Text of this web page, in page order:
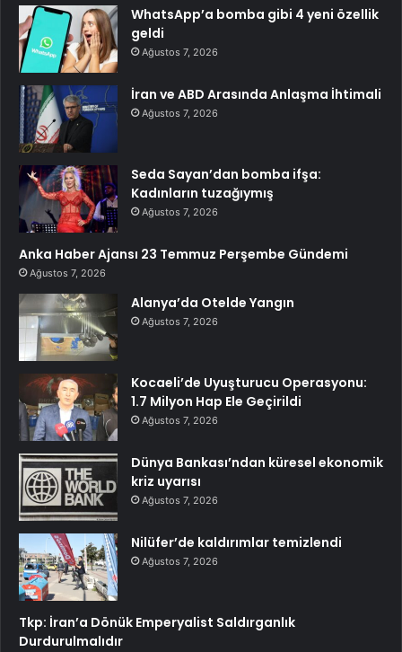
WhatsApp’a bomba gibi 4 yeni özellik
geldi
Ağustos 7, 2026
İran ve ABD Arasında Anlaşma İhtimali
Ağustos 7, 2026
Seda Sayan’dan bomba ifşa:
Kadınların tuzağıymış
Ağustos 7, 2026
Anka Haber Ajansı 23 Temmuz Perşembe Gündemi
Ağustos 7, 2026
Alanya’da Otelde Yangın
Ağustos 7, 2026
Kocaeli’de Uyuşturucu Operasyonu:
1.7 Milyon Hap Ele Geçirildi
Ağustos 7, 2026
Dünya Bankası’ndan küresel ekonomik
kriz uyarısı
Ağustos 7, 2026
Nilüfer’de kaldırımlar temizlendi
Ağustos 7, 2026
Tkp: İran’a Dönük Emperyalist Saldırganlık
Durdurulmalıdır